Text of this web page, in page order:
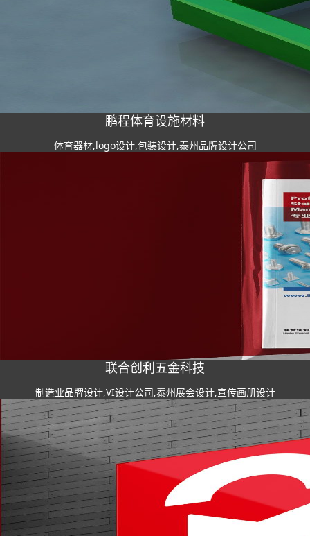
鹏程体育设施材料
体育器材,logo设计,包装设计,泰州品牌设计公司
联合创利五金科技
制造业品牌设计,VI设计公司,泰州展会设计,宣传画册设计